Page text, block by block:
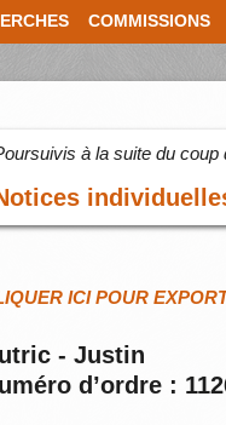
COMMISSIONS
à la suite du coup
ICI POUR
- Justin
d’ordre :